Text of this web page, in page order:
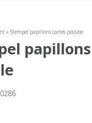
» Stempel papillons cartes postale